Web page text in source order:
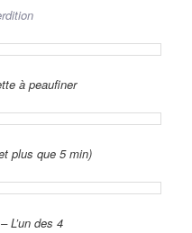
à peaufiner
plus que 5 min)
L’un des 4